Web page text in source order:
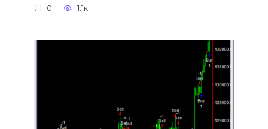
0 1.1к.